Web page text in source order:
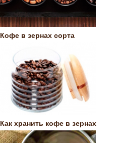
Кофе в зернах сорта
Как хранить кофе в зернах